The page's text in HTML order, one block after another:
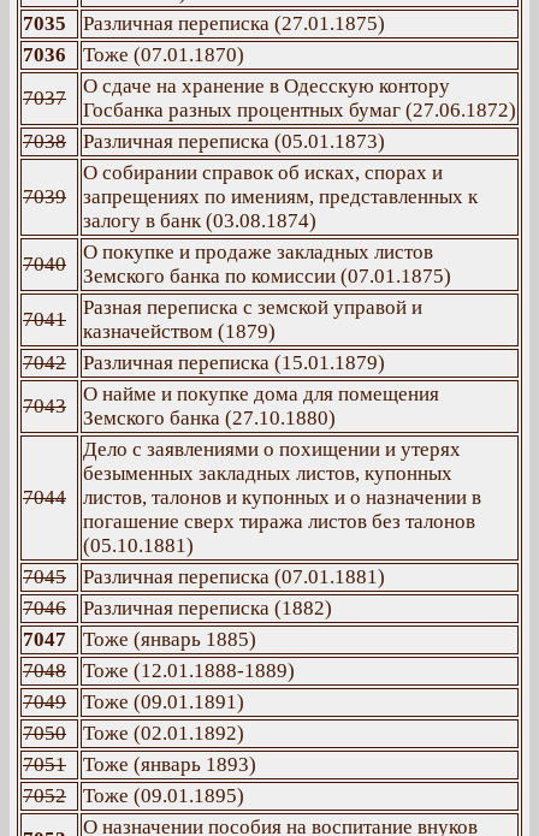
7035
Различная переписка (27.01.1875)
7036
Тоже (07.01.1870)
7037
О сдаче на хранение в Одесскую контору
Госбанка разных процентных бумаг (27.06.1872)
7038
Различная переписка (05.01.1873)
7039
О собирании справок об исках, спорах и
запрещениях по имениям, представленных к
залогу в банк (03.08.1874)
7040
О покупке и продаже закладных листов
Земского банка по комиссии (07.01.1875)
7041
Разная переписка с земской управой и
казначейством (1879)
7042
Различная переписка (15.01.1879)
7043
О найме и покупке дома для помещения
Земского банка (27.10.1880)
7044
Дело с заявлениями о похищении и утерях
безыменных закладных листов, купонных
листов, талонов и купонных и о назначении в
погашение сверх тиража листов без талонов
(05.10.1881)
7045
Различная переписка (07.01.1881)
7046
Различная переписка (1882)
7047
Тоже (январь 1885)
7048
Тоже (12.01.1888-1889)
7049
Тоже (09.01.1891)
7050
Тоже (02.01.1892)
7051
Тоже (январь 1893)
7052
Тоже (09.01.1895)
О назначении пособия на воспитание внуков